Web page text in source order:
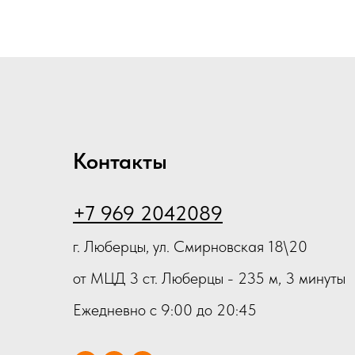
Контакты
+7 969 2042089
г. Люберцы, ул. Смирновская 18\20
от МЦД 3 ст. Люберцы - 235 м, 3 минуты
Ежедневно с 9:00 до 20:45